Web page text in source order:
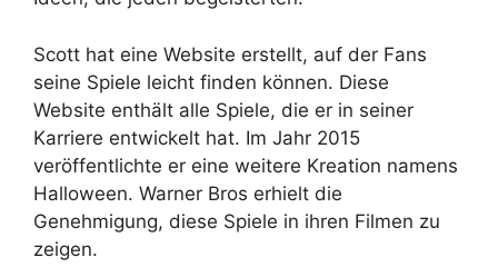
Scott hat eine Website erstellt, auf der Fans
seine Spiele leicht finden können. Diese
Website enthält alle Spiele, die er in seiner
Karriere entwickelt hat. Im Jahr 2015
veröffentlichte er eine weitere Kreation namens
Halloween. Warner Bros erhielt die
Genehmigung, diese Spiele in ihren Filmen zu
zeigen.